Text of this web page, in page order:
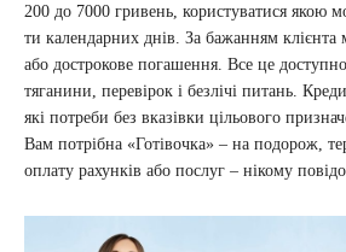
200 до 7000 гривень, користуватися якою
ти календарних днів. За бажанням клієнта
або дострокове погашення. Все це
тяганини, перевірок і безлічі питань.
які потреби без вказівки цільового
Вам потрібна «Готівочка» – на подорож,
оплату рахунків або послуг – нікому